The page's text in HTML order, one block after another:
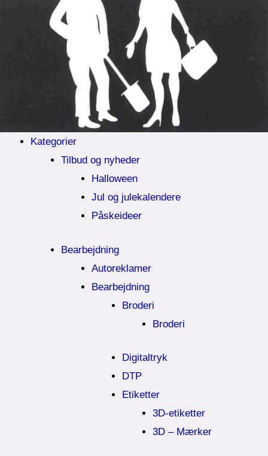
Kategorier
Tilbud og nyheder
Halloween
Jul og julekalendere
Påskeideer
Bearbejdning
Autoreklamer
Bearbejdning
Broderi
Broderi
Digitaltryk
DTP
Etiketter
3D-etiketter
3D – Mærker